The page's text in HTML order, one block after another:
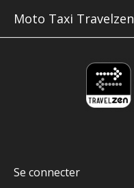
Moto Taxi Travelzen
Se connecter